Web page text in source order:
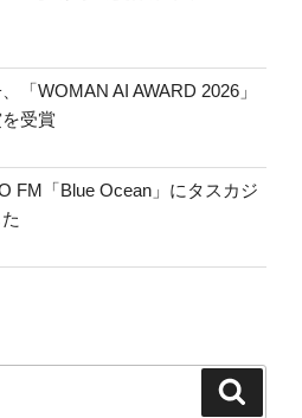
「WOMAN AI AWARD 2026」
受賞
FM「Blue Ocean」にタスカジ